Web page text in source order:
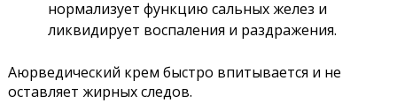
нормализует функцию сальных желез и
ликвидирует воспаления и раздражения.
Аюрведический крем быстро впитывается и не
оставляет жирных следов.